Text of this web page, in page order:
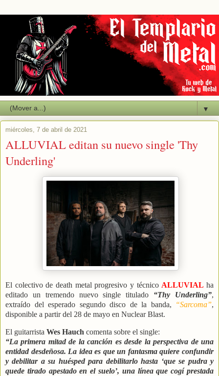
▼
miércoles, 7 de abril de 2021
ALLUVIAL editan su nuevo single 'Thy
Underling'
El colectivo de death metal progresivo y técnicoALLUVIALha
editado un tremendo nuevo single titulado “Thy Underling”,
extraído del esperado segundo disco de la banda,
“Sarcoma”,
disponible a partir del 28 de mayo en Nuclear Blast.
El guitarrista Wes Hauch comenta sobre el single:
“La primera mitad de la canción es desde la perspectiva de una
entidad desdeñosa. La idea es que un fantasma quiere confundir
y debilitar a su huésped para debilitarlo hasta ‘que se pudra y
quede tirado apestado en el suelo’, una línea que cogí prestada